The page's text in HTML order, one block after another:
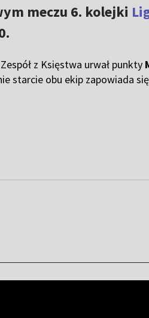
meczu 6. kolejki
z Księstwa urwał punkty
starcie obu ekip zapowiada